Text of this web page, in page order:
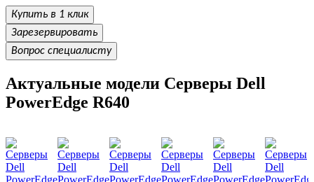
Купить в 1 клик
Зарезервировать
Вопрос специалисту
Актуальные модели Серверы Dell
PowerEdge R640